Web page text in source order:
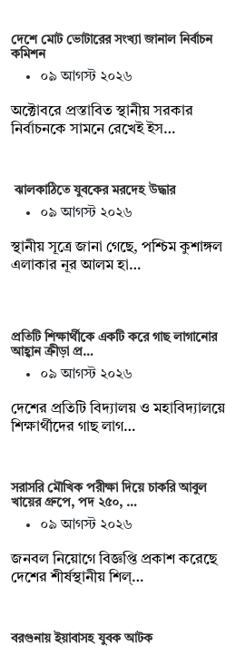
দেশে মোট ভোটারের সংখ্যা জানাল নির্বাচন
কমিশন
০৯ আগস্ট ২০২৬
অক্টোবরে প্রস্তাবিত স্থানীয় সরকার
নির্বাচনকে সামনে রেখেই ইস…
ঝালকাঠিতে যুবকের মরদেহ উদ্ধার
০৯ আগস্ট ২০২৬
স্থানীয় সূত্রে জানা গেছে, পশ্চিম কুশাঙ্গল
এলাকার নূর আলম হা…
প্রতিটি শিক্ষার্থীকে একটি করে গাছ লাগানোর
আহ্বান ক্রীড়া প্র…
০৯ আগস্ট ২০২৬
দেশের প্রতিটি বিদ্যালয় ও মহাবিদ্যালয়ে
শিক্ষার্থীদের গাছ লাগ…
সরাসরি মৌখিক পরীক্ষা দিয়ে চাকরি আবুল
খায়ের গ্রুপে, পদ ২৫০, …
০৯ আগস্ট ২০২৬
জনবল নিয়োগে বিজ্ঞপ্তি প্রকাশ করেছে
দেশের শীর্ষস্থানীয় শিল্…
বরগুনায় ইয়াবাসহ যুবক আটক